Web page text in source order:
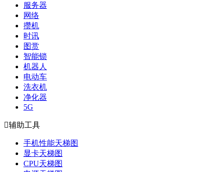
服务器
网络
攒机
时讯
图赏
智能锁
机器人
电动车
洗衣机
净化器
5G
辅助工具
手机性能天梯图
显卡天梯图
CPU天梯图